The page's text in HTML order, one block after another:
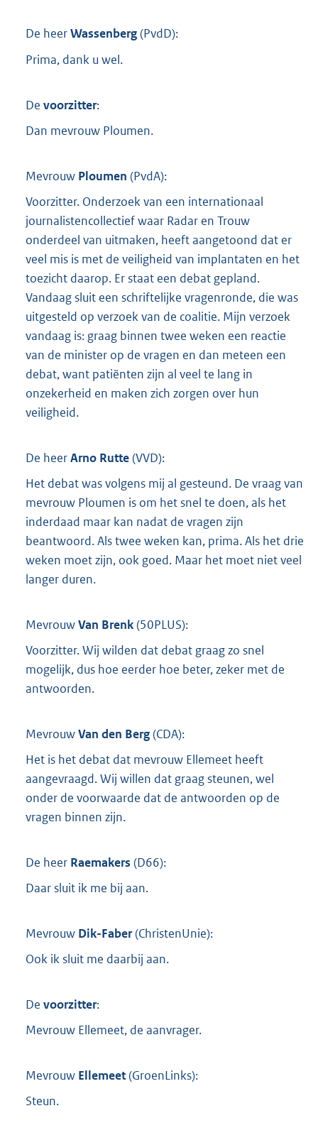
De heerWassenberg(PvdD):
Prima, dank u wel.
De voorzitter:
Dan mevrouw Ploumen.
Mevrouw Ploumen (PvdA):
Voorzitter. Onderzoek van een internationaal
journalistencollectief waar Radar en Trouw
onderdeel van uitmaken, heeft aangetoond dat er
veel mis is met de veiligheid van implantaten en het
toezicht daarop. Er staat een debat gepland.
Vandaag sluit een schriftelijke vragenronde, die was
uitgesteld op verzoek van de coalitie. Mijn verzoek
vandaag is: graag binnen twee weken een reactie
van de minister op de vragen en dan meteen een
debat, want patiënten zijn al veel te lang in
onzekerheid en maken zich zorgen over hun
veiligheid.
De heerArno Rutte(VVD):
Het debat was volgens mij al gesteund. De vraag van
mevrouw Ploumen is om het snel te doen, als het
inderdaad maar kan nadat de vragen zijn
beantwoord. Als twee weken kan, prima. Als het drie
weken moet zijn, ook goed. Maar het moet niet veel
langer duren.
MevrouwVan Brenk(50PLUS):
Voorzitter. Wij wilden dat debat graag zo snel
mogelijk, dus hoe eerder hoe beter, zeker met de
antwoorden.
MevrouwVan den Berg(CDA):
Het is het debat dat mevrouw Ellemeet heeft
aangevraagd. Wij willen dat graag steunen, wel
onder de voorwaarde dat de antwoorden op de
vragen binnen zijn.
De heer Raemakers (D66):
Daar sluit ik me bij aan.
Mevrouw Dik-Faber(ChristenUnie):
Ook ik sluit me daarbij aan.
De voorzitter:
Mevrouw Ellemeet, de aanvrager.
Mevrouw Ellemeet(GroenLinks):
Steun.